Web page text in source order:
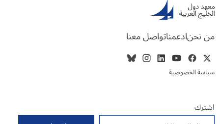
من نحنادعمناتواصل معنا
سياسة الخصوصية
اشترك